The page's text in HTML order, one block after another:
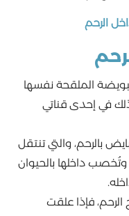
الرحم
الملقحة نفسها
في إحدى قناتي
بالرحم، والتي تنتقل
داخلها بالحيوان
الرحم، فإذا علقت